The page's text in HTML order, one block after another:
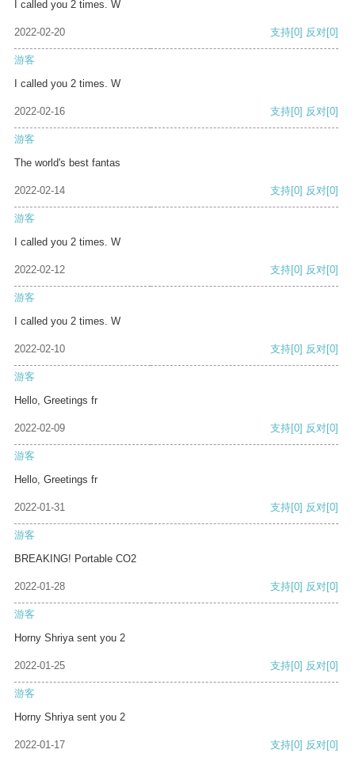
I called you 2 times. W
2022-02-20 支持[0] 反对[0]
游客
I called you 2 times. W
2022-02-16 支持[0] 反对[0]
游客
The world's best fantas
2022-02-14 支持[0] 反对[0]
游客
I called you 2 times. W
2022-02-12 支持[0] 反对[0]
游客
I called you 2 times. W
2022-02-10 支持[0] 反对[0]
游客
Hello, Greetings fr
2022-02-09 支持[0] 反对[0]
游客
Hello, Greetings fr
2022-01-31 支持[0] 反对[0]
游客
BREAKING! Portable CO2
2022-01-28 支持[0] 反对[0]
游客
Horny Shriya sent you 2
2022-01-25 支持[0] 反对[0]
游客
Horny Shriya sent you 2
2022-01-17 支持[0] 反对[0]